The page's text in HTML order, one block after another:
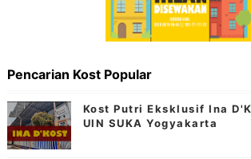
Pencarian Kost Popular
Kost Putri Eksklusif Ina
UIN SUKA Yogyakarta